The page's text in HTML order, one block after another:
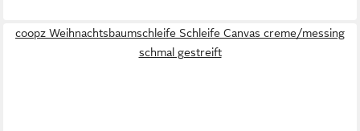
coopz Weihnachtsbaumschleife Schleife Canvas creme/messing
schmal gestreift